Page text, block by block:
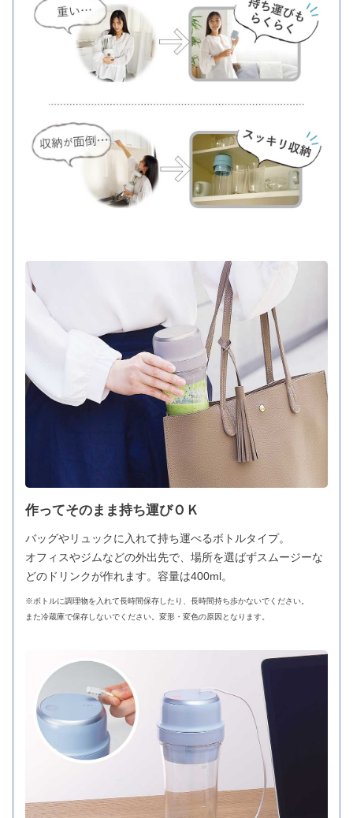
作ってそのまま持ち運びＯＫ
バッグやリュックに入れて持ち運べるボトルタイプ。
オフィスやジムなどの外出先で、場所を選ばずスムージーな
どのドリンクが作れます。容量は400ml。
※ボトルに調理物を入れて長時間保存したり、長時間持ち歩かないでください。
また冷蔵庫で保存しないでください。変形・変色の原因となります。